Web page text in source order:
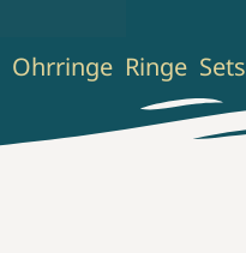
Ohrringe Ringe Sets